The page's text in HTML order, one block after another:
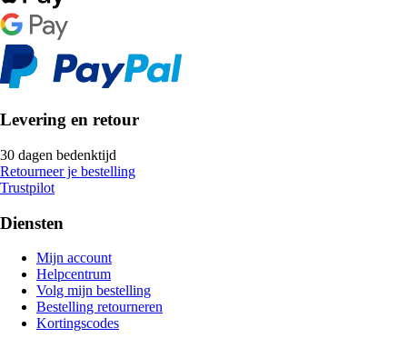
Levering en retour
30 dagen bedenktijd
Retourneer je bestelling
Trustpilot
Diensten
Mijn account
Helpcentrum
Volg mijn bestelling
Bestelling retourneren
Kortingscodes